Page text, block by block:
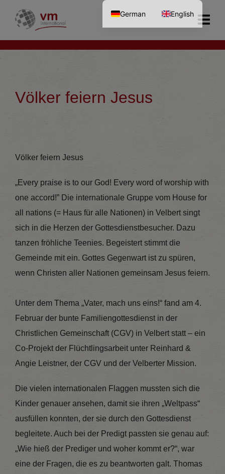
Völker feiern Jesus
Völker feiern Jesus
„Every praise is to our God! Every word of worship with
one accord!” Die internationale Gruppe vom House for
all nations (= Haus für alle Nationen) in Velbert singt
sich in die Herzen der Gottesdienstbesucher. Dazu
tanzen fröhliche Teenies. Begeistert stimmt die
Gemeinde mit ein. Gottes Gegenwart ist zu spüren,
wenn Christen aller Nationen gemeinsam Jesus feiern.
Unter dem Thema „Vater, mach uns eins!“ fand am 4.
Februar der bunte Familiengottesdienst in der
Christlichen Gemeinschaft (CGV) in Velbert statt – ein
Co-Projekt der Flüchtlingsarbeit unter Reinhard &
Angie Leistner, der CGV und der Velberter Mission.
Die vielen internationalen Flaggen mussten sich die
Kinder genauer ansehen, damit sie ihren „Weltpass“
ausfüllen konnten, der sie durch den Gottesdienst
begleitete. Auch bei der Predigt passten sie genau auf:
„Wie hieß der Prediger und woher kommt er?“, war
eine der Fragen, die es zu beantworten galt. Thomas
German English